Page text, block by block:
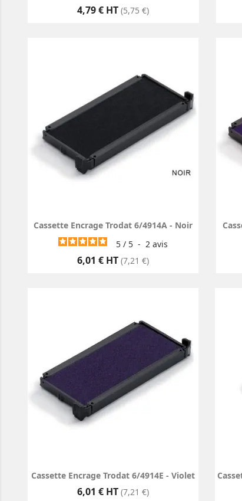
Prix
4,79 € HT (5,75 €)
Cassette Encrage Trodat 6/4914A - Noir
5 / 5 - 2 avis
Prix
6,01 € HT (7,21 €)
Cassette Encrage Trodat 6/4914E - Violet
Prix
6,01 € HT (7,21 €)